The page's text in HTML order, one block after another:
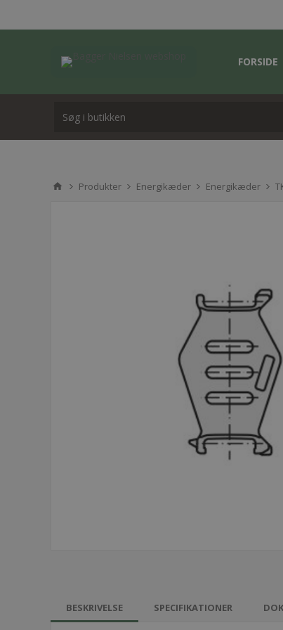
FORSIDE
Produkter Energikæder Energikæder
BESKRIVELSE SPECIFIKATIONER